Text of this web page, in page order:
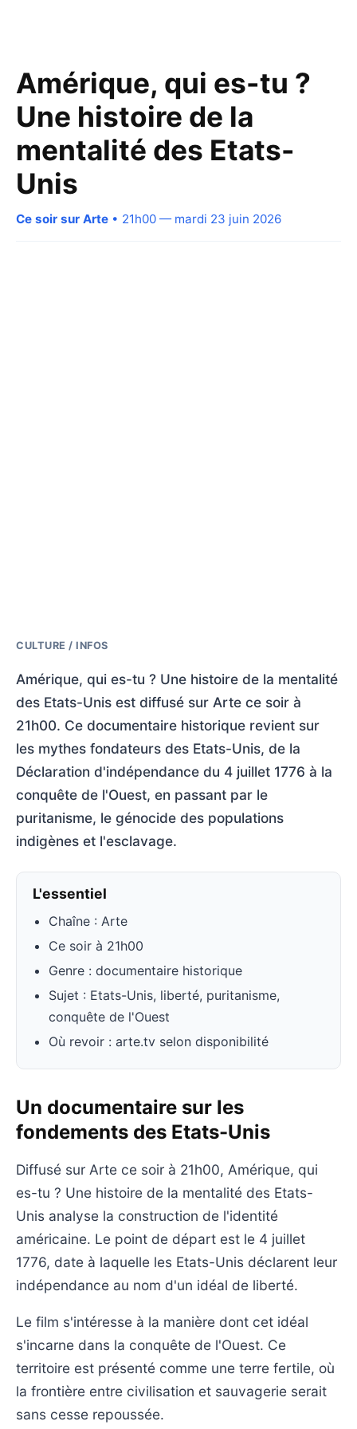
Amérique, qui es-tu ?
Une histoire de la
mentalité des Etats-
Unis
Ce soir sur Arte • 21h00 — mardi 23 juin 2026
CULTURE / INFOS
Amérique, qui es-tu ? Une histoire de la mentalité
des Etats-Unis est diffusé sur Arte ce soir à
21h00. Ce documentaire historique revient sur
les mythes fondateurs des Etats-Unis, de la
Déclaration d'indépendance du 4 juillet 1776 à la
conquête de l'Ouest, en passant par le
puritanisme, le génocide des populations
indigènes et l'esclavage.
L'essentiel
Chaîne : Arte
Ce soir à 21h00
Genre : documentaire historique
Sujet : Etats-Unis, liberté, puritanisme,
conquête de l'Ouest
Où revoir : arte.tv selon disponibilité
Un documentaire sur les
fondements des Etats-Unis
Diffusé sur Arte ce soir à 21h00, Amérique, qui
es-tu ? Une histoire de la mentalité des Etats-
Unis analyse la construction de l'identité
américaine. Le point de départ est le 4 juillet
1776, date à laquelle les Etats-Unis déclarent leur
indépendance au nom d'un idéal de liberté.
Le film s'intéresse à la manière dont cet idéal
s'incarne dans la conquête de l'Ouest. Ce
territoire est présenté comme une terre fertile, où
la frontière entre civilisation et sauvagerie serait
sans cesse repoussée.